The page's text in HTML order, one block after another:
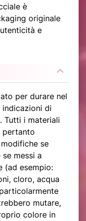
è
originale
e
per durare nel
di
Tutti i materiali
pertanto
se
messi a
(ad esempio:
cloro, acqua
mutare,
colore in